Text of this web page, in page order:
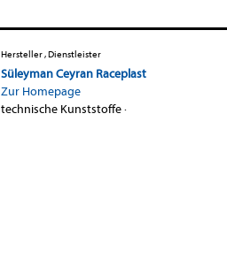
Hersteller , Dienstleister
Süleyman Ceyran Raceplast
Zur Homepage
technische Kunststoffe·